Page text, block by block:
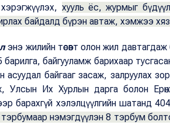
хууль ёс, журмыг
байдалд бүрэн автаж, хэмжээ
энэ жилийн төсөвт олон жил давтагдаж
барилга, байгууламж барихаар
асуудал байгааг засаж, залруулах
Улсын Их Хурлын дарга болон
барахгүй хэлэлцүүлгийн шатанд
нэмэгдүүлэн 8 тэрбум